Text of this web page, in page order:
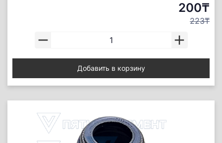
200₸
223₸
Добавить в корзину